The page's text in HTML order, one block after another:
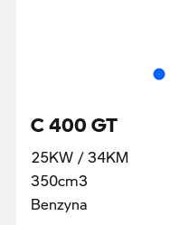
C 400 GT
25KW / 34KM
350cm3
Benzyna